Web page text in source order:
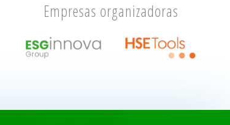
Empresas organizadoras